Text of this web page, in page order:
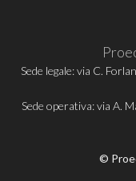
Sede legale: via C.
Sede operativa: via A.
©